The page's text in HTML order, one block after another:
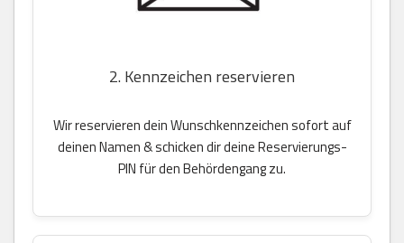
2. Kennzeichen reservieren
Wir reservieren dein Wunschkennzeichen sofort auf
deinen Namen & schicken dir deine Reservierungs-
PIN für den Behördengang zu.